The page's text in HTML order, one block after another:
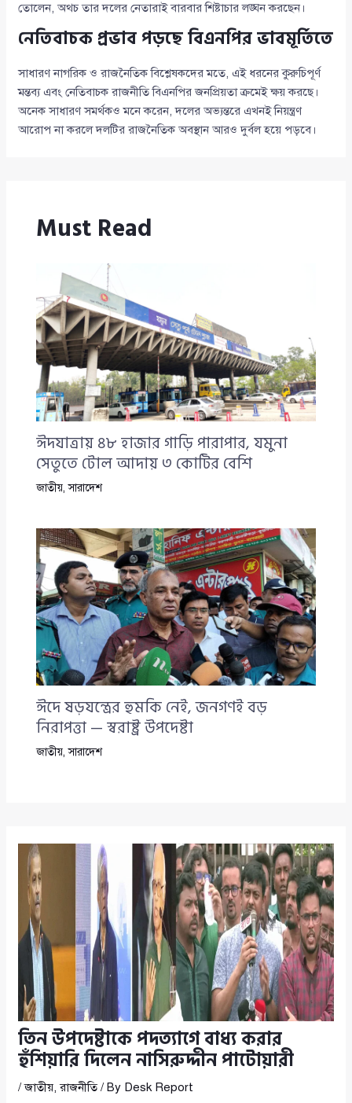
তোলেন, অথচ তার দলের নেতারাই বারবার শিষ্টাচার লঙ্ঘন করছেন।
নেতিবাচক প্রভাব পড়ছে বিএনপির ভাবমূর্তিতে
সাধারণ নাগরিক ও রাজনৈতিক বিশ্লেষকদের মতে, এই ধরনের কুরুচিপূর্ণ
মন্তব্য এবং নেতিবাচক রাজনীতি বিএনপির জনপ্রিয়তা ক্রমেই ক্ষয় করছে।
অনেক সাধারণ সমর্থকও মনে করেন, দলের অভ্যন্তরে এখনই নিয়ন্ত্রণ
আরোপ না করলে দলটির রাজনৈতিক অবস্থান আরও দুর্বল হয়ে পড়বে।
Must Read
ঈদযাত্রায় ৪৮ হাজার গাড়ি পারাপার, যমুনা
সেতুতে টোল আদায় ৩ কোটির বেশি
জাতীয়,সারাদেশ
ঈদে ষড়যন্ত্রের হুমকি নেই, জনগণই বড়
নিরাপত্তা — স্বরাষ্ট্র উপদেষ্টা
জাতীয়,সারাদেশ
তিন উপদেষ্টাকে পদত্যাগে বাধ্য করার
হুঁশিয়ারি দিলেন নাসিরুদ্দীন পাটোয়ারী
/জাতীয়,রাজনীতি/ By Desk Report